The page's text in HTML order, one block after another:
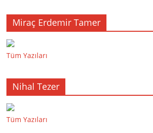
Miraç Erdemir Tamer
Tüm Yazıları
Nihal Tezer
Tüm Yazıları